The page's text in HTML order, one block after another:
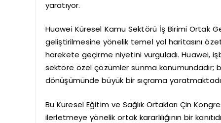
yaratıyor.
Huawei Küresel Kamu Sektörü İş Birimi Ortak
geliştirilmesine yönelik temel yol haritasını
harekete geçirme niyetini vurguladı. Huawei,
sektöre özel çözümler sunma konumundadır;
dönüşümünde büyük bir sıçrama
Bu Küresel Eğitim ve Sağlık Ortakları Çin
ilerletmeye yönelik ortak kararlılığının bir